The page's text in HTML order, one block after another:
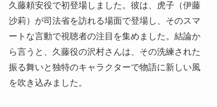
久藤頼安役で初登場しました。彼は、虎子（伊藤
沙莉）が司法省を訪れる場面で登場し、そのスマ
ートな言動で視聴者の注目を集めました。結論か
ら言うと、久藤役の沢村さんは、その洗練された
振る舞いと独特のキャラクターで物語に新しい風
を吹き込みました。